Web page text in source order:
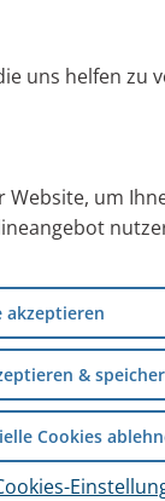
uns helfen zu
um
akzeptieren
&
Cookies
Inhalt laden